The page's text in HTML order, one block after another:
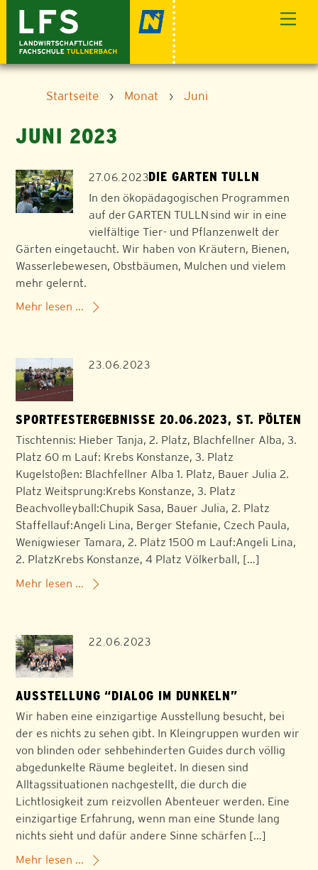
content
Startseite › Monat › Juni
JUNI 2023
27.06.2023DIE GARTEN TULLN
In den ökopädagogischen Programmen
auf der GARTEN TULLN sind wir in eine
vielfältige Tier- und Pflanzenwelt der
Gärten eingetaucht. Wir haben von Kräutern, Bienen,
Wasserlebewesen, Obstbäumen, Mulchen und vielem
mehr gelernt.
Mehr lesen ...
23.06.2023
SPORTFESTERGEBNISSE 20.06.2023, ST. PÖLTEN
Tischtennis: Hieber Tanja, 2. Platz, Blachfellner Alba, 3.
Platz 60 m Lauf: Krebs Konstanze, 3. Platz
Kugelstoßen: Blachfellner Alba 1. Platz, Bauer Julia 2.
Platz Weitsprung:Krebs Konstanze, 3. Platz
Beachvolleyball:Chupik Sasa, Bauer Julia, 2. Platz
Staffellauf:Angeli Lina, Berger Stefanie, Czech Paula,
Wenigwieser Tamara, 2. Platz 1500 m Lauf:Angeli Lina,
2. PlatzKrebs Konstanze, 4 Platz Völkerball, […]
Mehr lesen ...
22.06.2023
AUSSTELLUNG “DIALOG IM DUNKELN”
Wir haben eine einzigartige Ausstellung besucht, bei
der es nichts zu sehen gibt. In Kleingruppen wurden wir
von blinden oder sehbehinderten Guides durch völlig
abgedunkelte Räume begleitet. In diesen sind
Alltagssituationen nachgestellt, die durch die
Lichtlosigkeit zum reizvollen Abenteuer werden. Eine
einzigartige Erfahrung, wenn man eine Stunde lang
nichts sieht und dafür andere Sinne schärfen […]
Mehr lesen ...